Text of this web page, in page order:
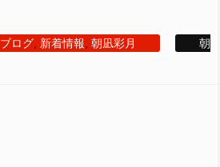
ブログ 新着情報 朝凪彩月
朝